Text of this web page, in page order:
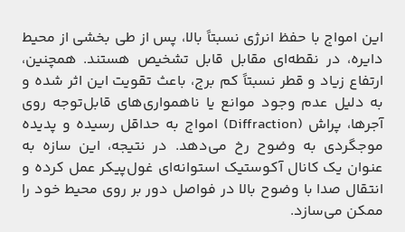
این امواج با حفظ انرژی نسبتاً بالا، پس از طی بخشی از محیط
دایره، در نقطه‌ای مقابل قابل تشخیص هستند. همچنین،
ارتفاع زیاد و قطر نسبتاً کم برج، باعث تقویت این اثر شده و
به دلیل عدم وجود موانع یا ناهمواری‌های قابل‌توجه روی
آجرها، پراش (Diffraction) امواج به حداقل رسیده و پدیده
موجگردی به وضوح رخ می‌دهد. در نتیجه، این سازه به
عنوان یک کانال آکوستیک استوانه‌ای غول‌پیکر عمل کرده و
انتقال صدا با وضوح بالا در فواصل دور بر روی محیط خود را
ممکن می‌سازد.